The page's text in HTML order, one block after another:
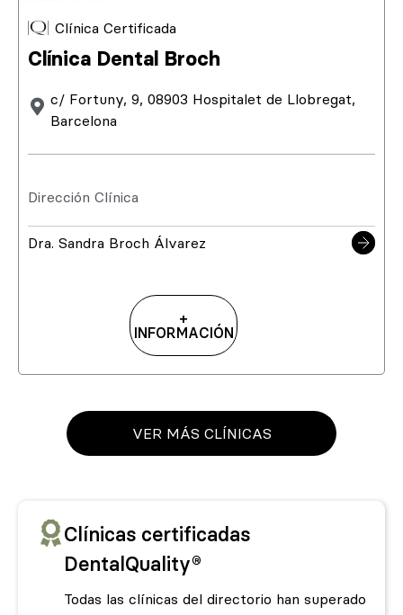
Clínica Certificada
Clínica Dental Broch
c/ Fortuny, 9, 08903 Hospitalet de Llobregat,
Barcelona
Dirección Clínica
Dra. Sandra Broch Álvarez
+
INFORMACIÓN
VER MÁS CLÍNICAS
Clínicas certificadas
DentalQuality®
Todas las clínicas del directorio han superado